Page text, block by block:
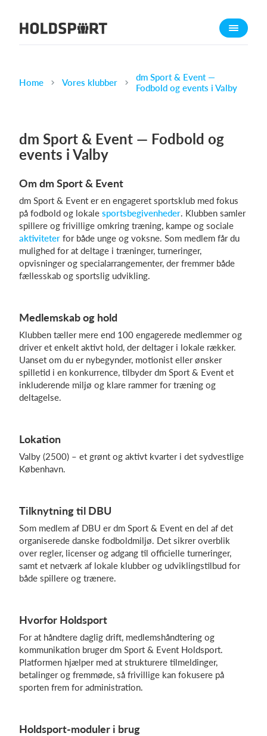
Om Holdsport
Karriere
Funktioner
Kalender
Webshop
Billetsystem
Hvad koster det?
Home Vores klubber
dm Sport & Event —
Fodbold og events i Valby
dm Sport & Event — Fodbold og
events i Valby
Om dm Sport & Event
dm Sport & Event er en engageret sportsklub med fokus
på fodbold og lokale sportsbegivenheder. Klubben samler
spillere og frivillige omkring træning, kampe og sociale
aktiviteter for både unge og voksne. Som medlem får du
mulighed for at deltage i træninger, turneringer,
opvisninger og specialarrangementer, der fremmer både
fællesskab og sportslig udvikling.
Medlemskab og hold
Klubben tæller mere end 100 engagerede medlemmer og
driver et enkelt aktivt hold, der deltager i lokale rækker.
Uanset om du er nybegynder, motionist eller ønsker
spilletid i en konkurrence, tilbyder dm Sport & Event et
inkluderende miljø og klare rammer for træning og
deltagelse.
Lokation
Valby (2500) – et grønt og aktivt kvarter i det sydvestlige
København.
Tilknytning til DBU
Som medlem af DBU er dm Sport & Event en del af det
organiserede danske fodboldmiljø. Det sikrer overblik
over regler, licenser og adgang til officielle turneringer,
samt et netværk af lokale klubber og udviklingstilbud for
både spillere og trænere.
Hvorfor Holdsport
For at håndtere daglig drift, medlemshåndtering og
kommunikation bruger dm Sport & Event Holdsport.
Platformen hjælper med at strukturere tilmeldinger,
betalinger og fremmøde, så frivillige kan fokusere på
sporten frem for administration.
Holdsport-moduler i brug